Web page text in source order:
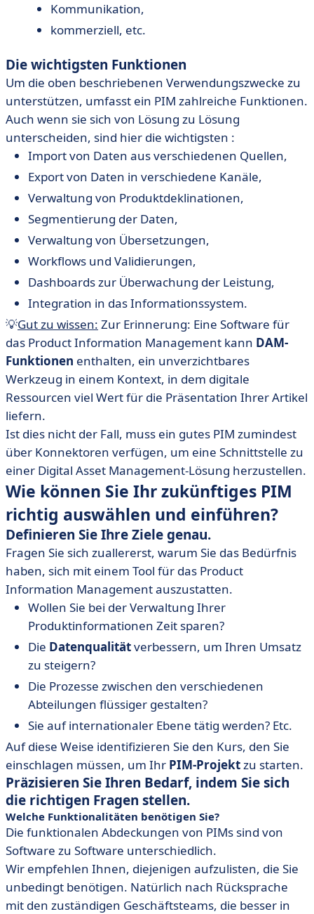
Kommunikation,
kommerziell, etc.
Die wichtigsten Funktionen
Um die oben beschriebenen Verwendungszwecke zu
unterstützen, umfasst ein PIM zahlreiche Funktionen.
Auch wenn sie sich von Lösung zu Lösung
unterscheiden, sind hier die wichtigsten :
Import von Daten aus verschiedenen Quellen,
Export von Daten in verschiedene Kanäle,
Verwaltung von Produktdeklinationen,
Segmentierung der Daten,
Verwaltung von Übersetzungen,
Workflows und Validierungen,
Dashboards zur Überwachung der Leistung,
Integration in das Informationssystem.
💡Gut zu wissen: Zur Erinnerung: Eine Software für
das Product Information Management kann DAM-
Funktionen enthalten, ein unverzichtbares
Werkzeug in einem Kontext, in dem digitale
Ressourcen viel Wert für die Präsentation Ihrer Artikel
liefern.
Ist dies nicht der Fall, muss ein gutes PIM zumindest
über Konnektoren verfügen, um eine Schnittstelle zu
einer Digital Asset Management-Lösung herzustellen.
Wie können Sie Ihr zukünftiges PIM
richtig auswählen und einführen?
Definieren Sie Ihre Ziele genau.
Fragen Sie sich zuallererst, warum Sie das Bedürfnis
haben, sich mit einem Tool für das Product
Information Management auszustatten.
Wollen Sie bei der Verwaltung Ihrer
Produktinformationen Zeit sparen?
Die Datenqualitätverbessern, um Ihren Umsatz
zu steigern?
Die Prozesse zwischen den verschiedenen
Abteilungen flüssiger gestalten?
Sie auf internationaler Ebene tätig werden? Etc.
Auf diese Weise identifizieren Sie den Kurs, den Sie
einschlagen müssen, um Ihr PIM-Projektzu starten.
Präzisieren Sie Ihren Bedarf, indem Sie sich
die richtigen Fragen stellen.
Welche Funktionalitäten benötigen Sie?
Die funktionalen Abdeckungen von PIMs sind von
Software zu Software unterschiedlich.
Wir empfehlen Ihnen, diejenigen aufzulisten, die Sie
unbedingt benötigen. Natürlich nach Rücksprache
mit den zuständigen Geschäftsteams, die besser in